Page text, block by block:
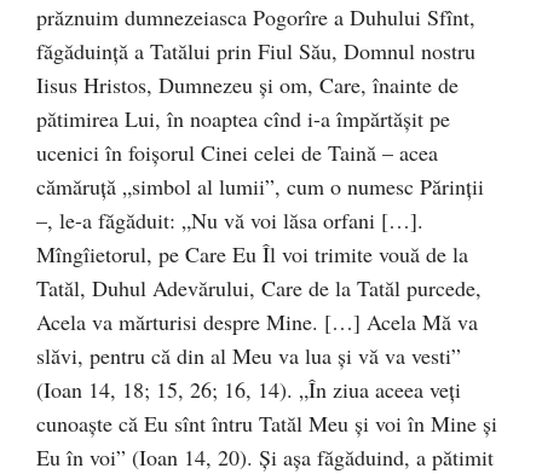
prăznuim dumnezeiasca Pogorîre a Duhului Sfînt,
făgăduinţă a Tatălui prin Fiul Său, Domnul nostru
Iisus Hristos, Dumnezeu şi om, Care, înainte de
pătimirea Lui, în noaptea cînd i-a împărtăşit pe
ucenici în foişorul Cinei celei de Taină – acea
cămăruţă „simbol al lumii”, cum o numesc Părinţii
–, le-a făgăduit: „Nu vă voi lăsa orfani […].
Mîngîietorul, pe Care Eu Îl voi trimite vouă de la
Tatăl, Duhul Adevărului, Care de la Tatăl purcede,
Acela va mărturisi despre Mine. […] Acela Mă va
slăvi, pentru că din al Meu va lua şi vă va vesti”
(Ioan 14, 18; 15, 26; 16, 14). „În ziua aceea veţi
cunoaşte că Eu sînt întru Tatăl Meu şi voi în Mine şi
Eu în voi” (Ioan 14, 20). Şi aşa făgăduind, a pătimit